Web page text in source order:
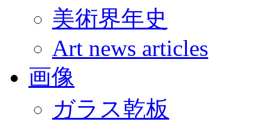
美術界年史
Art news articles
画像
ガラス乾板